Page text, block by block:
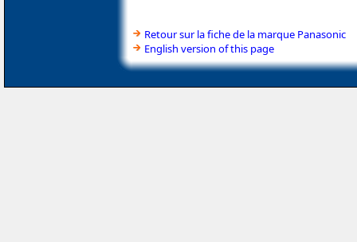
Retour sur la fiche de la marque Panasonic
English version of this page